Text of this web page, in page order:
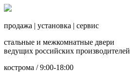
продажа | установка | сервис
стальные и межкомнатные двери
ведущих российских производителей
кострома / 9:00-18:00